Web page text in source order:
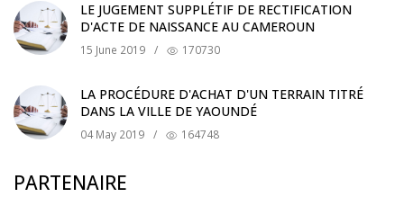
LE JUGEMENT SUPPLÉTIF DE RECTIFICATION
D'ACTE DE NAISSANCE AU CAMEROUN
15 June 2019 / 170730
LA PROCÉDURE D'ACHAT D'UN TERRAIN TITRÉ
DANS LA VILLE DE YAOUNDÉ
04 May 2019 / 164748
PARTENAIRE